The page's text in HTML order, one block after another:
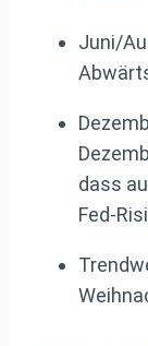
Juni/
dass
Fed-